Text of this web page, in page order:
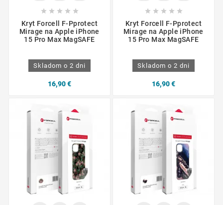
    
Kryt Forcell F-Pprotect
Mirage na Apple iPhone
15 Pro Max MagSAFE
Skladom o 2 dni
16,90 €
    
Kryt Forcell F-Pprotect
Mirage na Apple iPhone
15 Pro Max MagSAFE
Skladom o 2 dni
16,90 €